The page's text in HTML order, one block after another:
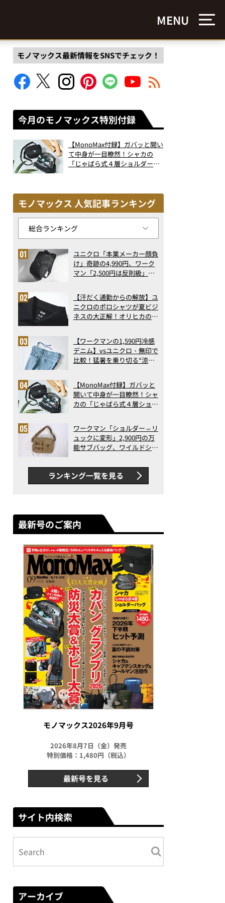
MENU
モノマックス最新情報をSNSでチェック！
今月のモノマックス特別付録
【MonoMax付録】ガバッと開い
て中身が一目瞭然！シャカの
「じゃばら式４層ショルダーバ
モノマックス 人気記事ランキング
ユニクロ「本業メーカー顔負
け」奇跡の4,990円、ワーク
マン「2,500円は反則級」凄
ト3】（2026年6月版）
【汗だく通勤からの解放】ユ
ニクロのポロシャツが夏ビジ
ネスの大正解！オリヒカの透
アの実力
【ワークマンの1,590円冷感
デニム】vsユニクロ・無印で
比較！猛暑を乗り切る“涼感
で決定版
【MonoMax付録】ガバッと
開いて中身が一目瞭然！シャ
カの「じゃばら式４層ショル
った！
ワークマン「ショルダー⇔リ
ュックに変形」2,900円の万
能サブバッグ、ワイルドシン
録…ほか【休日バッグの人気
記事ランキングベスト3】
（2026年6月版）
ランキング一覧を見る
最新号のご案内
モノマックス2026年9月号
2026年8月7日（金）発売
特別価格：1,480円（税込）
最新号を見る
サイト内検索
アーカイブ